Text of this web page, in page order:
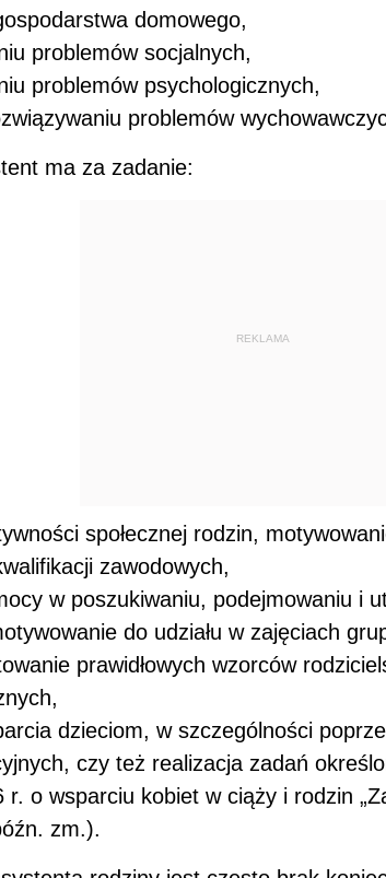
domowego,
problemów socjalnych,
problemów psychologicznych,
problemów
ma za zadanie:
REKLAMA
społecznej rodzin,
zawodowych,
w poszukiwaniu, podejmowaniu i
do udziału w zajęciach
prawidłowych wzorców
dzieciom, w szczególności
czy też realizacja zadań
r. o wsparciu kobiet w ciąży i rodzin
zm.).